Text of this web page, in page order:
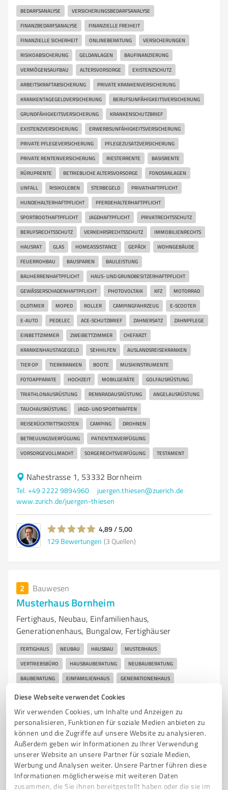
Diese Webseite verwendet Cookies
Wir verwenden Cookies, um Inhalte und Anzeigen zu
personalisieren, Funktionen für soziale Medien anbieten zu
können und die Zugriffe auf unsere Website zu analysieren.
Außerdem geben wir Informationen zu Ihrer Verwendung
unserer Website an unsere Partner für soziale Medien,
Werbung und Analysen weiter. Unsere Partner führen diese
Informationen möglicherweise mit weiteren Daten
zusammen, die Sie ihnen bereitgestellt haben oder die sie im
BEDARFSANALYSE VERSICHERUNGSBEDARFSANALYSE
FINANZBEDARFSANALYSE FINANZIELLE FREIHEIT
FINANZIELLE SICHERHEIT ONLINEBERATUNG VERSICHERUNGEN
RISIKOABSICHERUNG GELDANLAGEN BAUFINANZIERUNG
VERMÖGENSAUFBAU ALTERSVORSORGE EXISTENZSCHUTZ
ARBEITSKRAFTABSICHERUNG PRIVATE KRANKENVERSICHERUNG
KRANKENTAGEGELDVERSICHERUNG BERUFSUNFÄHIGKEITSVERSICHERUNG
GRUNDFÄHIGKEITSVERSICHERUNG KRANKENSCHUTZBRIEF
EXISTENZVERSICHERUNG ERWERBSUNFÄHIGKEITSVERSICHERUNG
PRIVATE PFLEGEVERSICHERUNG PFLEGEZUSATZVERSICHERUNG
PRIVATE RENTENVERSICHERUNG RIESTERRENTE BASISRENTE
RÜRUPRENTE BETRIEBLICHE ALTERSVORSORGE FONDSANLAGEN
UNFALL RISIKOLEBEN STERBEGELD PRIVATHAFTPFLICHT
HUNDEHALTERHAFTPFLICHT PFERDEHALTERHAFTPFLICHT
SPORTBOOTHAFTPFLICHT JAGDHAFTPFLICHT PRIVATRECHTSSCHUTZ
BERUFSRECHTSSCHUTZ VERKEHRSRECHTSSCHUTZ IMMOBILIENRECHTS
HAUSRAT GLAS HOMEASSISTANCE GEPÄCK WOHNGEBÄUDE
FEUERROHBAU BAUSPAREN BAULEISTUNG
BAUHERRENHAFTPFLICHT HAUS- UND GRUNDBESITZERHAFTPFLICHT
GEWÄSSERSCHADENHAFTPFLICHT PHOTOVOLTAIK KFZ MOTORRAD
OLDTIMER MOPED ROLLER CAMPINGFAHRZEUG E-SCOOTER
E-AUTO PEDELEC ACE-SCHUTZBRIEF ZAHNERSATZ ZAHNPFLEGE
EINBETTZIMMER ZWEIBETTZIMMER CHEFARZT
KRANKENHAUSTAGEGELD SEHHILFEN AUSLANDSREISEKRANKEN
TIER OP TIERKRANKEN BOOTE MUSIKINSTRUMENTE
FOTOAPPARATE HOCHZEIT MOBILGERÄTE GOLFAUSRÜSTUNG
TRIATHLONAUSRÜSTUNG RENNRADAUSRÜSTUNG ANGELAUSRÜSTUNG
TAUCHAUSRÜSTUNG JAGD- UND SPORTWAFFEN
REISERÜCKTRITTSKOSTEN CAMPING DROHNEN
BETREUUNGSVERFÜGUNG PATIENTENVERFÜGUNG
VORSORGEVOLLMACHT SORGERECHTSVERFÜGUNG TESTAMENT
Nahestrasse 1, 53332 Bornheim
Tel. +49 2222 9894960
juergen.thiesen@zuerich.de
www.zurich.de/juergen-thiesen
4,89 / 5,00
129 Bewertungen (3 Quellen)
2 Bauwesen
Musterhaus Bornheim
Fertighaus, Neubau, Einfamilienhaus,
Generationenhaus, Bungalow, Fertighäuser
FERTIGHAUS NEUBAU HAUSBAU MUSTERHAUS
VERTRIEBSBÜRO HAUSBAUBERATUNG NEUBAUBERATUNG
BAUBERATUNG EINFAMILIENHAUS GENERATIONENHAUS
MEHRFAMILIENHAUS STADTVILLA
GESCHOSSER MADE IN GERMANY DEUTSCHE QUALITÄT
ZERTIFIZIERTE QUALITÄT PRODUKTION IN DEUTSCHLAND
HAUSBAU-RATGEBER HAUSBAURATGEBER HAUSBAU-BLOG
Lintgesfuhr 1, 53332 Bornheim-Kardorf
Tel. +49 2227 900913
bornheim@scanhaus.de
www.scanhaus.de/service-kontakt/musterhaeuser/musterhaus-bornheim